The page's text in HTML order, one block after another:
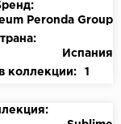
Peronda Group
Испания
коллекции:
1